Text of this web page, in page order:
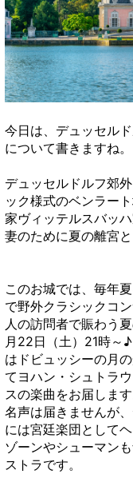
今日は、デュッセル
について書きますね。
デュッセルドルフ郊
ック様式のベンラー
家ヴィッテルスバッ
妻のために夏の離宮
このお城では、毎年
で野外クラシックコ
人の訪問者で賑わう
月22日（土）21時～
は ドビュッシーの月
てヨハン・シュトラ
スの楽曲をお届しま
名声は届きませんが、
には宮廷楽団として
ゾーンやシューマン
ストラです。